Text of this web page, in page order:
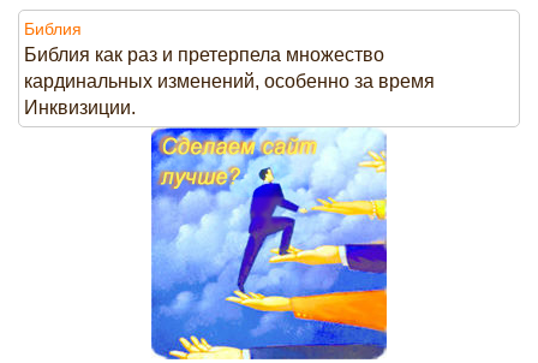
Библия
Библия как раз и претерпела множество
кардинальных изменений, особенно за время
Инквизиции.